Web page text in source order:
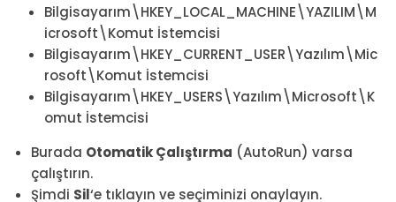
Bilgisayarım\HKEY_LOCAL_MACHINE\YAZILIM\M
icrosoft\Komut İstemcisi
Bilgisayarım\HKEY_CURRENT_USER\Yazılım\Mic
rosoft\Komut İstemcisi
Bilgisayarım\HKEY_USERS\Yazılım\Microsoft\K
omut İstemcisi
Burada Otomatik Çalıştırma (AutoRun) varsa
çalıştırın.
Şimdi Sil‘e tıklayın ve seçiminizi onaylayın.